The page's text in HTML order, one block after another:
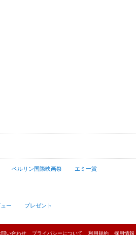
ベルリン国際映画祭
エミー賞
ー プレゼント
い合わせ プライバシーについて 利用規約 採用情報